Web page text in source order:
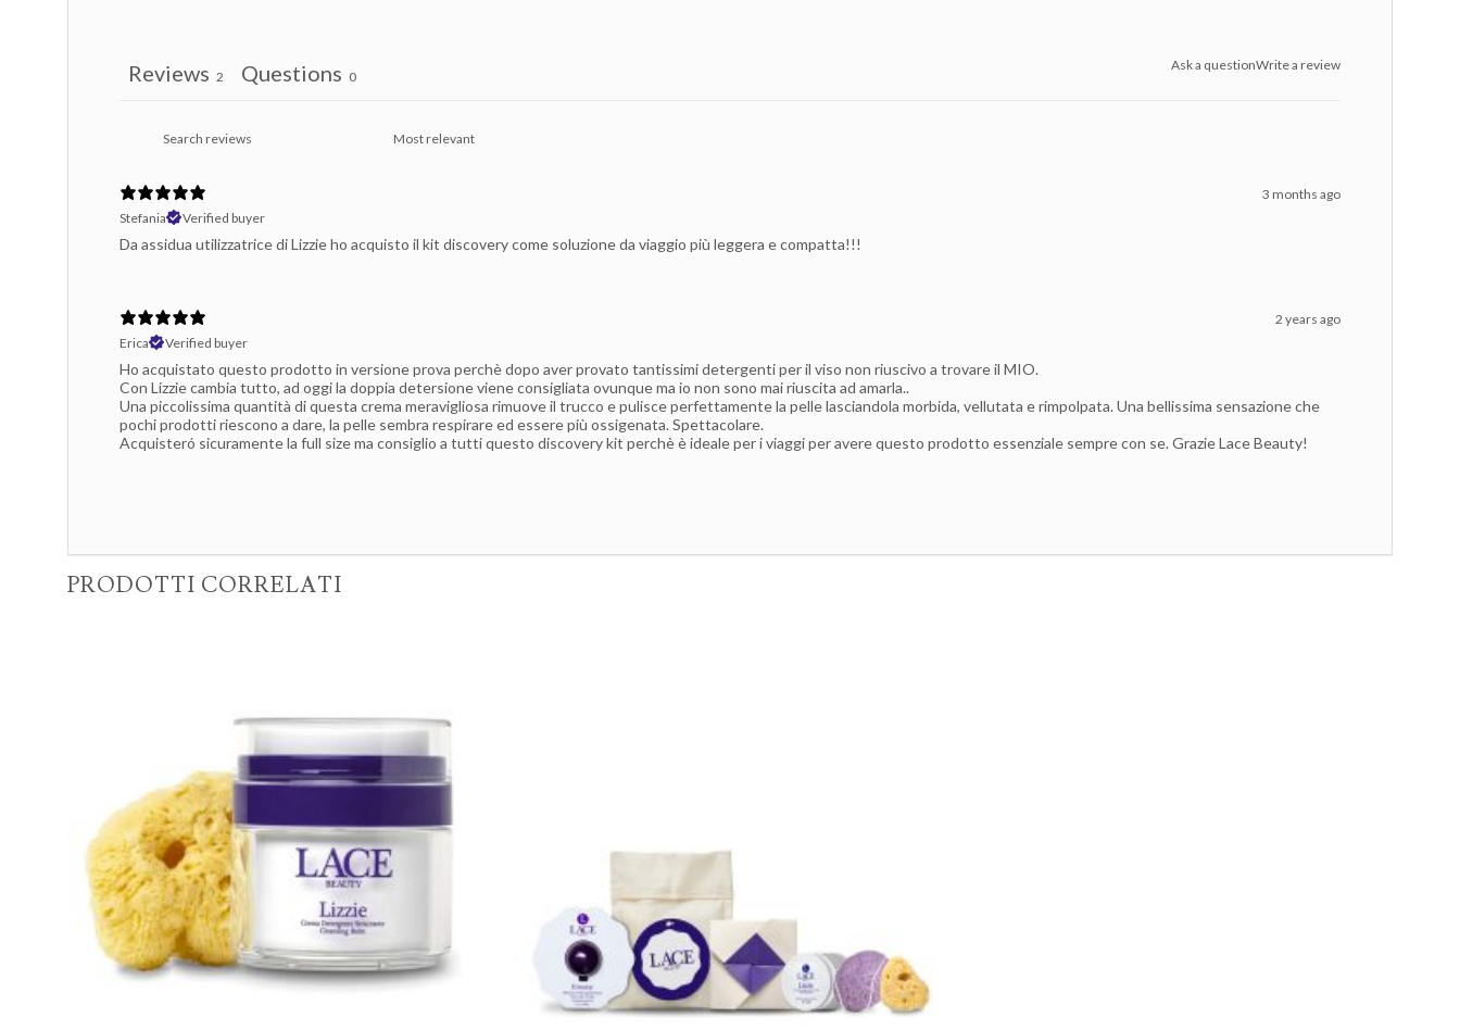
Ask a questionWrite a review
Reviews 2 Questions 0
3 months ago
Stefania
Verified buyer
Da assidua utilizzatrice di Lizzie ho acquisto il kit discovery come soluzione da viaggio più leggera e compatta!!!
2 years ago
Erica
Verified buyer
Ho acquistato questo prodotto in versione prova perchè dopo aver provato tantissimi detergenti per il viso non riuscivo a trovare il MIO.
Con Lizzie cambia tutto, ad oggi la doppia detersione viene consigliata ovunque ma io non sono mai riuscita ad amarla..
Una piccolissima quantità di questa crema meravigliosa rimuove il trucco e pulisce perfettamente la pelle lasciandola morbida, vellutata e rimpolpata. Una bellissima sensazione che
pochi prodotti riescono a dare, la pelle sembra respirare ed essere più ossigenata. Spettacolare.
Acquisteró sicuramente la full size ma consiglio a tutti questo discovery kit perchè è ideale per i viaggi per avere questo prodotto essenziale sempre con se. Grazie Lace Beauty!
PRODOTTI CORRELATI